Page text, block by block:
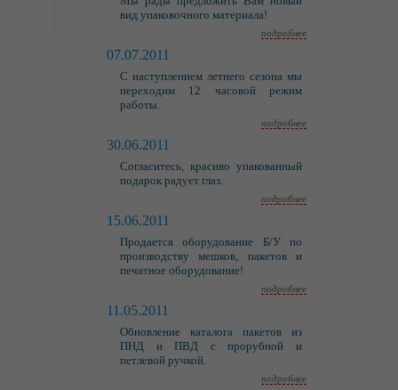
вид упаковочного материала!
подробнее
07.07.2011
С наступлением летнего сезона мы
переходим 12 часовой режим
работы.
подробнее
30.06.2011
Согласитесь, красиво упакованный
подарок радует глаз.
подробнее
15.06.2011
Продается оборудование Б/У по
производству мешков, пакетов и
печатное оборудование!
подробнее
11.05.2011
Обновление каталога пакетов из
ПНД и ПВД с прорубной и
петлевой ручкой.
подробнее